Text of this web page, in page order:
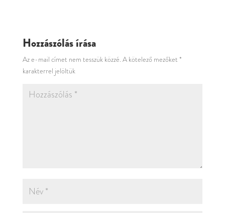
Hozzászólás írása
Az e-mail címet nem tesszük közzé. A kötelező mezőket *
karakterrel jelöltük